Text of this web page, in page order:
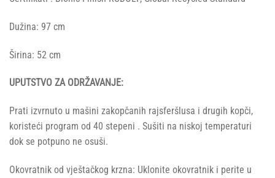
Dužina: 97 cm
Širina: 52 cm
UPUTSTVO ZA ODRŽAVANJE:
Prati izvrnuto u mašini zakopčanih rajsferšlusa i drugih kopči,
koristeći program od 40 stepeni . Sušiti na niskoj temperaturi
dok se potpuno ne osuši.
Okovratnik od vještačkog krzna: Uklonite okovratnik i perite u